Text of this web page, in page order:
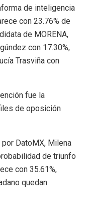
de inteligencia
con 23.76% de
de MORENA,
con 17.30%,
Trasviña con
fue la
de oposición
DatoMX, Milena
de triunfo
con 35.61%,
quedan